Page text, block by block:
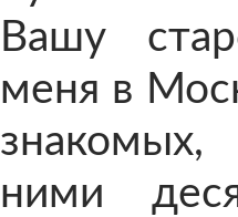
Вашу
меня в
ними